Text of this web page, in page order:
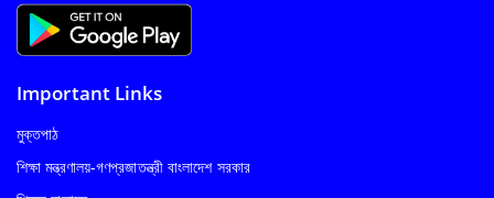
Important Links
মুক্তপাঠ
শিক্ষা মন্ত্রণালয়-গণপ্রজাতন্ত্রী বাংলাদেশ সরকার